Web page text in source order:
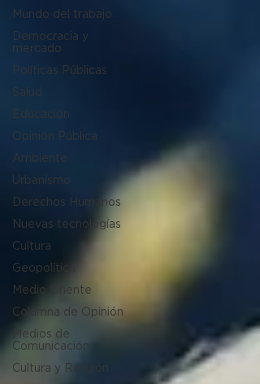
Mundo del trabajo
Democracia y
mercado
Políticas Públicas
Salud
Educación
Opinión Pública
Ambiente
Urbanismo
Derechos Humanos
Nuevas tecnologías
Cultura
Geopolítica
Medio Oriente
Columna de Opinión
Medios de
Comunicación
Cultura y Religión